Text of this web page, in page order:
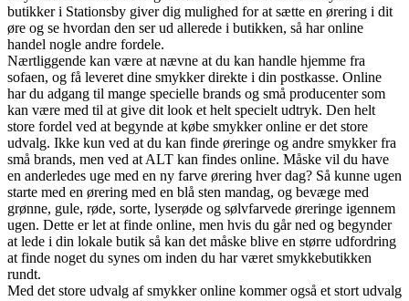
butikker i Stationsby giver dig mulighed for at sætte en ørering i dit
øre og se hvordan den ser ud allerede i butikken, så har online
handel nogle andre fordele.
Nærtliggende kan være at nævne at du kan handle hjemme fra
sofaen, og få leveret dine smykker direkte i din postkasse. Online
har du adgang til mange specielle brands og små producenter som
kan være med til at give dit look et helt specielt udtryk. Den helt
store fordel ved at begynde at købe smykker online er det store
udvalg. Ikke kun ved at du kan finde øreringe og andre smykker fra
små brands, men ved at ALT kan findes online. Måske vil du have
en anderledes uge med en ny farve ørering hver dag? Så kunne ugen
starte med en ørering med en blå sten mandag, og bevæge med
grønne, gule, røde, sorte, lyserøde og sølvfarvede øreringe igennem
ugen. Dette er let at finde online, men hvis du går ned og begynder
at lede i din lokale butik så kan det måske blive en større udfordring
at finde noget du synes om inden du har været smykkebutikken
rundt.
Med det store udvalg af smykker online kommer også et stort udvalg